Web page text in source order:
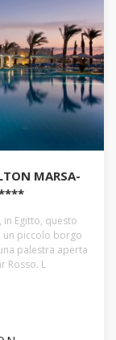
MARSA-
in Egitto, questo
un piccolo borgo
palestra aperta
Rosso. L